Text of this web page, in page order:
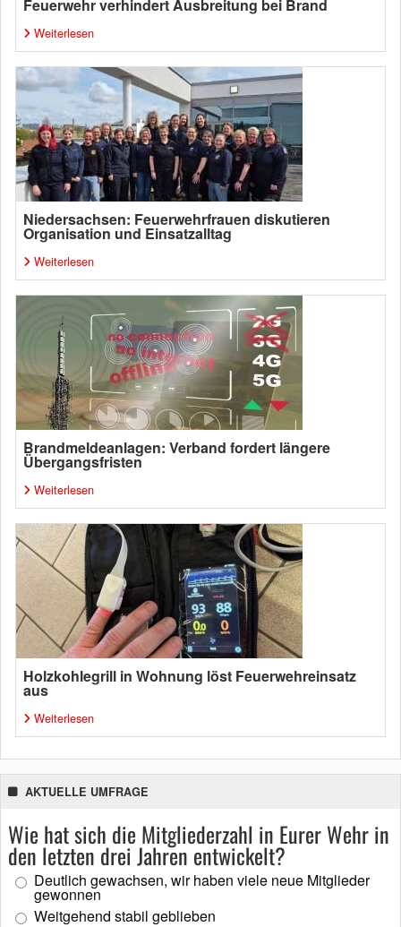
Feuerwehr verhindert Ausbreitung bei Brand
Weiterlesen
Niedersachsen: Feuerwehrfrauen diskutieren
Organisation und Einsatzalltag
Weiterlesen
Brandmeldeanlagen: Verband fordert längere
Übergangsfristen
Weiterlesen
Holzkohlegrill in Wohnung löst Feuerwehreinsatz
aus
Weiterlesen
AKTUELLE UMFRAGE
Wie hat sich die Mitgliederzahl in Eurer Wehr in
den letzten drei Jahren entwickelt?
Deutlich gewachsen, wir haben viele neue Mitglieder
gewonnen
Weitgehend stabil geblieben